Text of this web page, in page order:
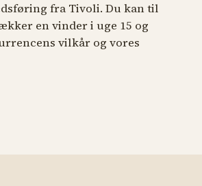
fra Tivoli. Du kan til
en vinder i uge 15 og
vilkår og vores